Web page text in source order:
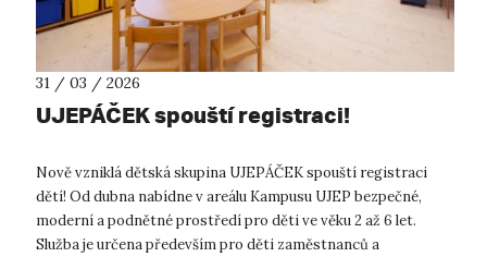
31 / 03 / 2026
UJEPÁČEK spouští registraci!
Nově vzniklá dětská skupina UJEPÁČEK spouští registraci
dětí! Od dubna nabídne v areálu Kampusu UJEP bezpečné,
moderní a podnětné prostředí pro děti ve věku 2 až 6 let.
Služba je určena především pro děti zaměstnanců a